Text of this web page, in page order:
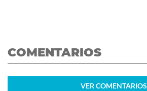
COMENTARIOS
VER COMENTARIOS